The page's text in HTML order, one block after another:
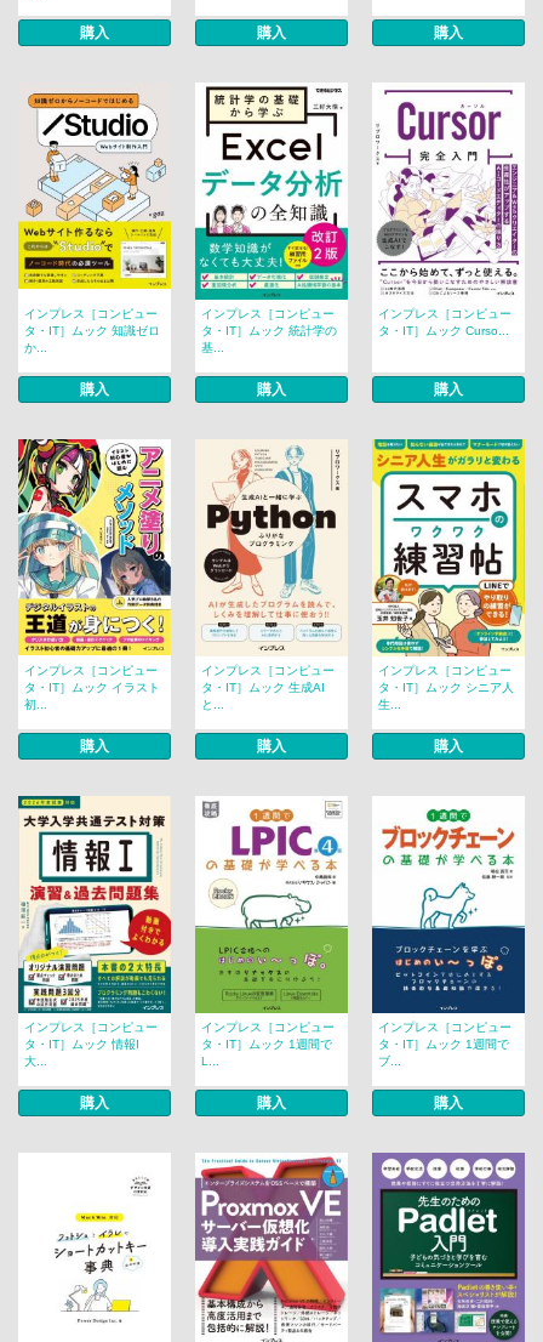
購入 購入 購入
インプレス［コンピュー
タ・IT］ムック 知識ゼロ
か...
購入
インプレス［コンピュー
タ・IT］ムック 統計学の
基...
購入
インプレス［コンピュー
タ・IT］ムック Curso...
購入
インプレス［コンピュー
タ・IT］ムック イラスト
初...
購入
インプレス［コンピュー
タ・IT］ムック 生成AI
と...
購入
インプレス［コンピュー
タ・IT］ムック シニア人
生...
購入
インプレス［コンピュー
タ・IT］ムック 情報I
大...
購入
インプレス［コンピュー
タ・IT］ムック 1週間で
L...
購入
インプレス［コンピュー
タ・IT］ムック 1週間で
ブ...
購入